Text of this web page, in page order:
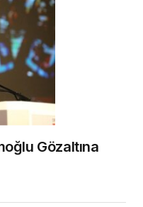
Gözaltına